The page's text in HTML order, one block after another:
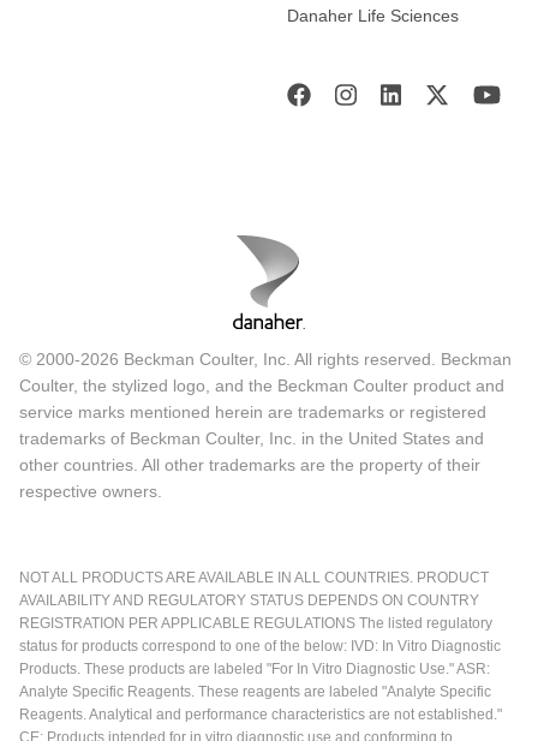
Danaher Life Sciences
© 2000-2026 Beckman Coulter, Inc. All rights reserved. Beckman
Coulter, the stylized logo, and the Beckman Coulter product and
service marks mentioned herein are trademarks or registered
trademarks of Beckman Coulter, Inc. in the United States and
other countries. All other trademarks are the property of their
respective owners.
NOT ALL PRODUCTS ARE AVAILABLE IN ALL COUNTRIES. PRODUCT
AVAILABILITY AND REGULATORY STATUS DEPENDS ON COUNTRY
REGISTRATION PER APPLICABLE REGULATIONS The listed regulatory
status for products correspond to one of the below: IVD: In Vitro Diagnostic
Products. These products are labeled "For In Vitro Diagnostic Use." ASR:
Analyte Specific Reagents. These reagents are labeled "Analyte Specific
Reagents. Analytical and performance characteristics are not established."
CE: Products intended for in vitro diagnostic use and conforming to